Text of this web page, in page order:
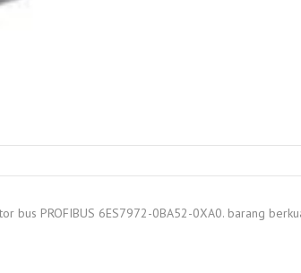
bus PROFIBUS 6ES7972-0BA52-0XA0. barang